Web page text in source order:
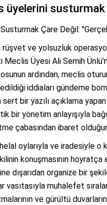
üyelerini susturmak
Çare Değil:
ve yolsuzluk
Meclis Üyesi Ali Semih
ardından, meclis
iddiaları gündeme
sert bir yazılı açıklama
bir yönetim anlayışıyla
çabasından ibaret
helal oylarıyla ve iradesiyle
konuşmasının
dışarıdan organize bir
vasıtasıyla muhalefet
ve gürültü